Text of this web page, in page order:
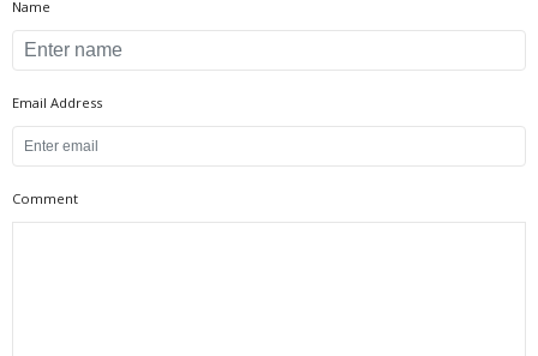
Name
Email Address
Comment